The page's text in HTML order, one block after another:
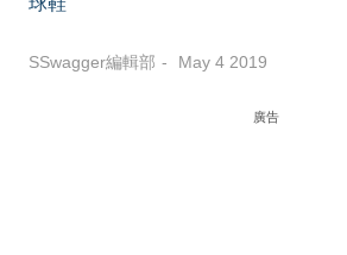
SSwagger編輯部 May 4 2019
廣告